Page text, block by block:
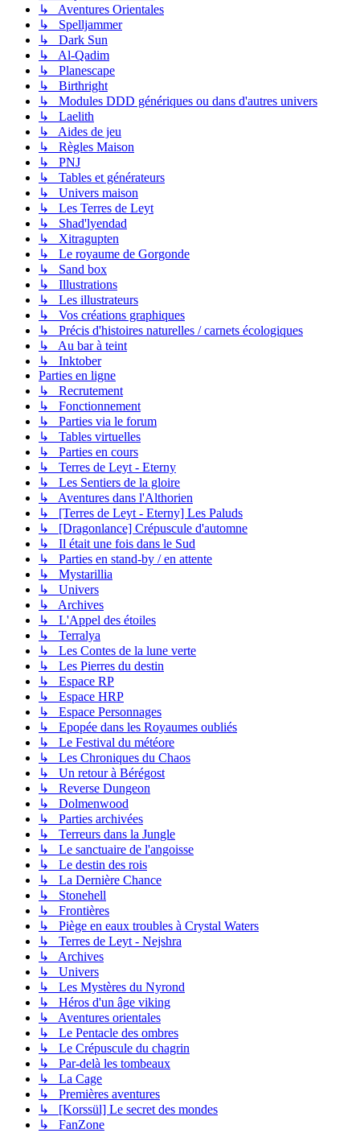
↳ Aventures Orientales
↳ Spelljammer
↳ Dark Sun
↳ Al-Qadim
↳ Planescape
↳ Birthright
↳ Modules DDD génériques ou dans d'autres univers
↳ Laelith
↳ Aides de jeu
↳ Règles Maison
↳ PNJ
↳ Tables et générateurs
↳ Univers maison
↳ Les Terres de Leyt
↳ Shad'lyendad
↳ Xitragupten
↳ Le royaume de Gorgonde
↳ Sand box
↳ Illustrations
↳ Les illustrateurs
↳ Vos créations graphiques
↳ Précis d'histoires naturelles / carnets écologiques
↳ Au bar à teint
↳ Inktober
Parties en ligne
↳ Recrutement
↳ Fonctionnement
↳ Parties via le forum
↳ Tables virtuelles
↳ Parties en cours
↳ Terres de Leyt - Eterny
↳ Les Sentiers de la gloire
↳ Aventures dans l'Althorien
↳ [Terres de Leyt - Eterny] Les Paluds
↳ [Dragonlance] Crépuscule d'automne
↳ Il était une fois dans le Sud
↳ Parties en stand-by / en attente
↳ Mystarillia
↳ Univers
↳ Archives
↳ L'Appel des étoiles
↳ Terralya
↳ Les Contes de la lune verte
↳ Les Pierres du destin
↳ Espace RP
↳ Espace HRP
↳ Espace Personnages
↳ Epopée dans les Royaumes oubliés
↳ Le Festival du météore
↳ Les Chroniques du Chaos
↳ Un retour à Bérégost
↳ Reverse Dungeon
↳ Dolmenwood
↳ Parties archivées
↳ Terreurs dans la Jungle
↳ Le sanctuaire de l'angoisse
↳ Le destin des rois
↳ La Dernière Chance
↳ Stonehell
↳ Frontières
↳ Piège en eaux troubles à Crystal Waters
↳ Terres de Leyt - Nejshra
↳ Archives
↳ Univers
↳ Les Mystères du Nyrond
↳ Héros d'un âge viking
↳ Aventures orientales
↳ Le Pentacle des ombres
↳ Le Crépuscule du chagrin
↳ Par-delà les tombeaux
↳ La Cage
↳ Premières aventures
↳ [Korssül] Le secret des mondes
↳ FanZone